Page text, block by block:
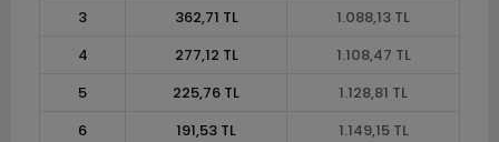
3
362,71 TL
1.088,13 TL
4
277,12 TL
1.108,47 TL
5
225,76 TL
1.128,81 TL
6
191,53 TL
1.149,15 TL